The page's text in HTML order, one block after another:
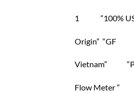
1 “100%
Origin” “GF
Vietnam”
Flow Meter ”